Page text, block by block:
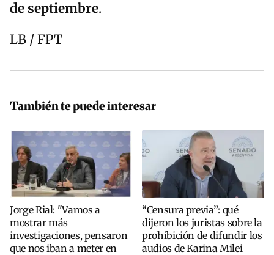
de septiembre.
LB / FPT
También te puede interesar
Jorge Rial: "Vamos a
mostrar más
investigaciones, pensaron
que nos iban a meter en
“Censura previa”: qué
dijeron los juristas sobre la
prohibición de difundir los
audios de Karina Milei